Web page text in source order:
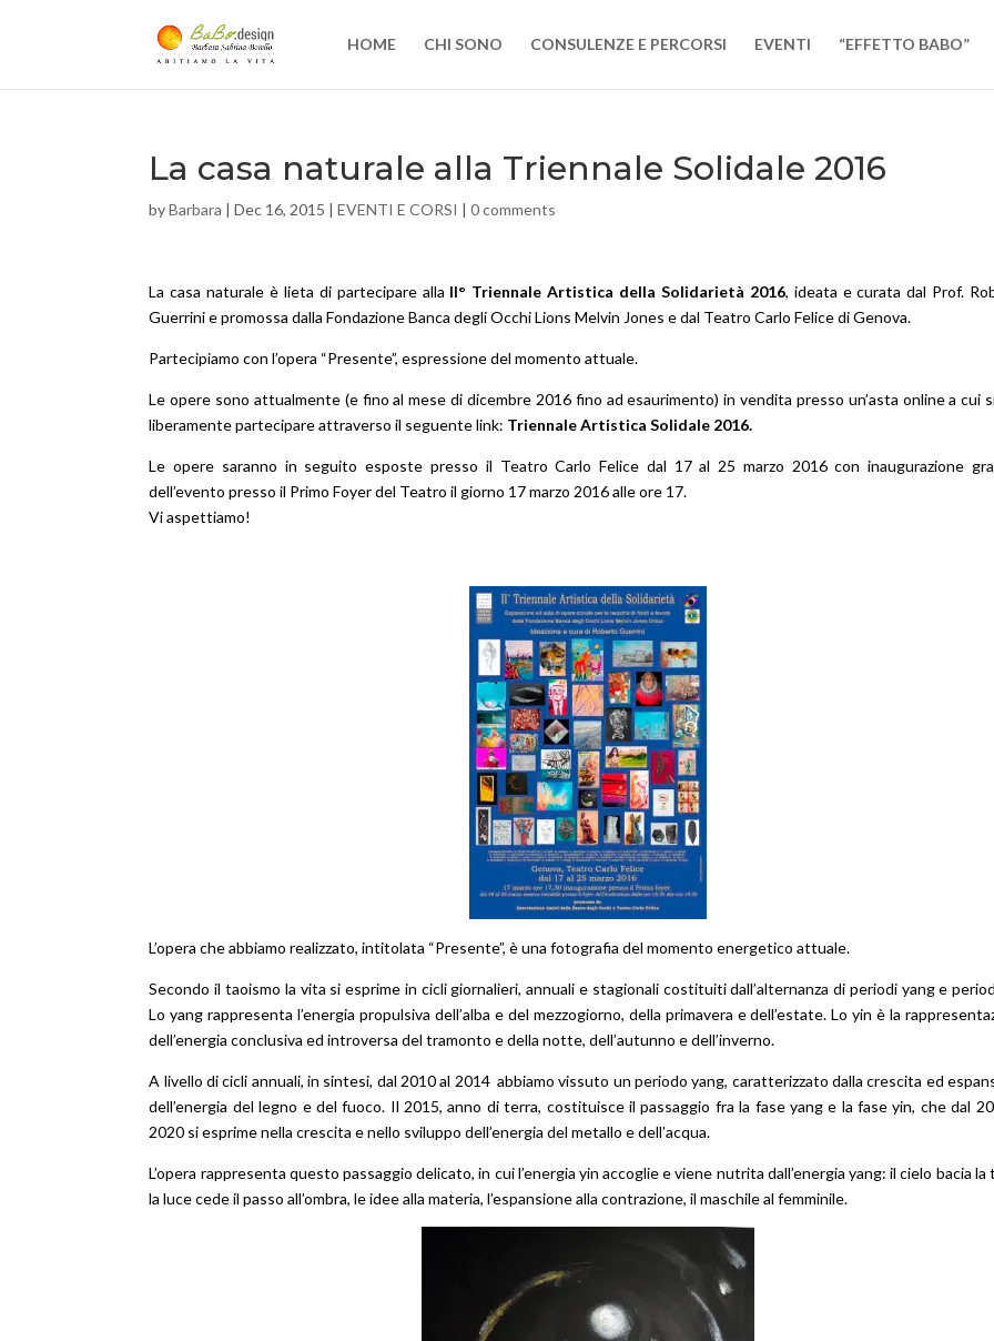
HOME CHI SONO CONSULENZE E PERCORSI EVENTI “EFFETTO BABO”
La casa naturale alla Triennale Solidale 2016
byBarbara |Dec 16, 2015 |EVENTI E CORSI |0 comments
La casa naturale è lieta di partecipare alla II° Triennale Artistica della Solidarietà 2016, ideata e curata dal Prof.
Guerrini e promossa dalla Fondazione Banca degli Occhi Lions Melvin Jones e dal Teatro Carlo Felice di Genova.
Partecipiamo con l’opera “Presente”, espressione del momento attuale.
Le opere sono attualmente (e fino al mese di dicembre 2016 fino ad esaurimento) in vendita presso un’asta online a cui
liberamente partecipare attraverso il seguente link: Triennale Artistica Solidale 2016.
Le opere saranno in seguito esposte presso il Teatro Carlo Felice dal 17 al 25 marzo 2016 con inaugurazione
dell’evento presso il Primo Foyer del Teatro il giorno 17 marzo 2016 alle ore 17.
Vi aspettiamo!
L’opera che abbiamo realizzato, intitolata “Presente”, è una fotografia del momento energetico attuale.
Secondo il taoismo la vita si esprime in cicli giornalieri, annuali e stagionali costituiti dall’alternanza di periodi yang e
Lo yang rappresenta l’energia propulsiva dell’alba e del mezzogiorno, della primavera e dell’estate. Lo yin è la
dell’energia conclusiva ed introversa del tramonto e della notte, dell’autunno e dell’inverno.
A livello di cicli annuali, in sintesi, dal 2010 al 2014 abbiamo vissuto un periodo yang, caratterizzato dalla crescita ed
dell’energia del legno e del fuoco. Il 2015, anno di terra, costituisce il passaggio fra la fase yang e la fase yin, che dal
2020 si esprime nella crescita e nello sviluppo dell’energia del metallo e dell’acqua.
L’opera rappresenta questo passaggio delicato, in cui l’energia yin accoglie e viene nutrita dall’energia yang: il cielo bacia la
la luce cede il passo all’ombra, le idee alla materia, l’espansione alla contrazione, il maschile al femminile.